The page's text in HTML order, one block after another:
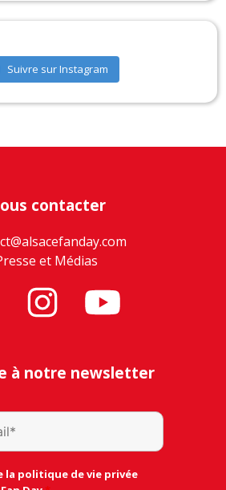
Suivre sur Instagram
contacter
et Médias
à notre newsletter
la politique de vie privée